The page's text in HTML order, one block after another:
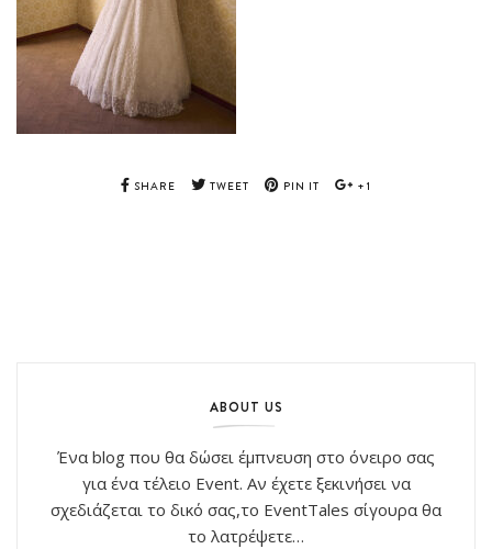
SHARE TWEET PIN IT +1
ABOUT US
Ένα blog που θα δώσει έμπνευση στο όνειρο σας
για ένα τέλειο Event. Αν έχετε ξεκινήσει να
σχεδιάζεται το δικό σας,το EventTales σίγουρα θα
το λατρέψετε…